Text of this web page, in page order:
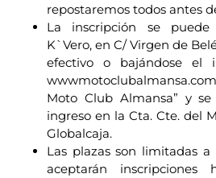
repostaremos todos antes
La inscripción se
K`Vero, en C/ Virgen de
efectivo o bajándose el
Moto Club Almansa” y
ingreso en la Cta. Cte. del
Globalcaja.
Las plazas son limitadas
aceptarán inscripciones